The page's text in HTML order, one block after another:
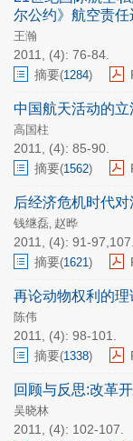
尔公约》航空责
王瀚
2011, (4): 76-84.
摘要(1284)
中国航天活动的
高国柱
2011, (4): 85-90.
摘要(1562)
后经济危机时代
钱继磊, 赵晔
2011, (4): 91-97,107.
摘要(1621)
再论动物权利的
陈伟
2011, (4): 98-101.
摘要(1338)
回顾与反思:改革
吴晓林
2011, (4): 102-107.